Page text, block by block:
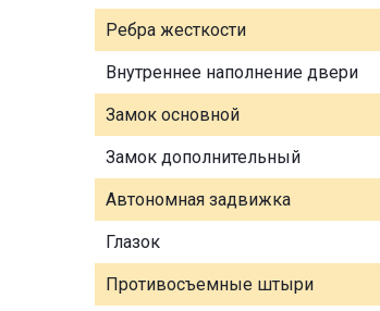
Ребра жесткости
Внутреннее наполнение двери
Замок основной
Замок дополнительный
Автономная задвижка
Глазок
Противосъемные штыри